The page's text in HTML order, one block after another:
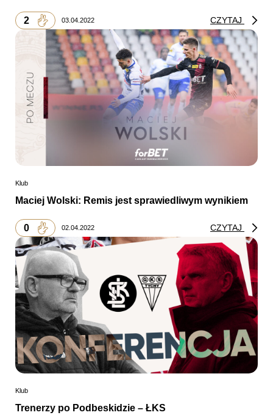
2 03.04.2022 CZYTAJ
Klub
Maciej Wolski: Remis jest sprawiedliwym wynikiem
0 02.04.2022 CZYTAJ
Klub
Trenerzy po Podbeskidzie – ŁKS